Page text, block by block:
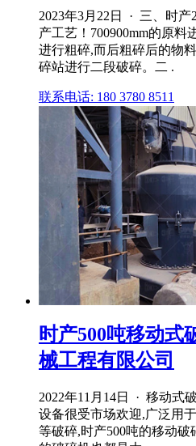
2023年3月22日 · 三、时
产工艺！700900mm的原料
进行粗碎,而后粗碎后的物
碎站进行二段破碎。二 .
联系电话: 180 3780 8511
时产500吨移动式
械工程有限公司
2022年11月14日 · 移动式
设备很受市场欢迎,广泛用
等破碎,时产500吨的移动